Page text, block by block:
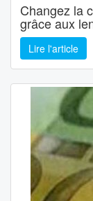
Changez la
grâce aux
Lire l'article